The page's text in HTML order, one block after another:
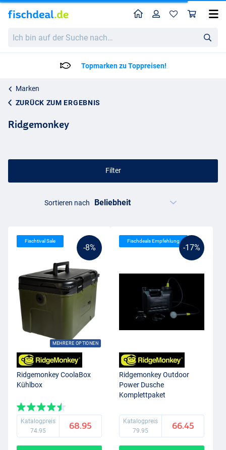
bin
HomeProfil
Lieferzeit: 2 bis 4 Arbeitstage
Marken
ZURÜCK ZUM ERGEBNIS
Ridgemonkey
Filter
Sortieren nach
-8%
MEHRERE OPTIONEN
Fischtival Sale
Ridgemonkey CoolaBox
Kühlbox
Katalogpreis
74.95
68.95
-17%
Fischdeals Empfehlung
Ridgemonkey Outdoor
Power Dusche
Komplettpaket
Katalogpreis
79.95
66.45